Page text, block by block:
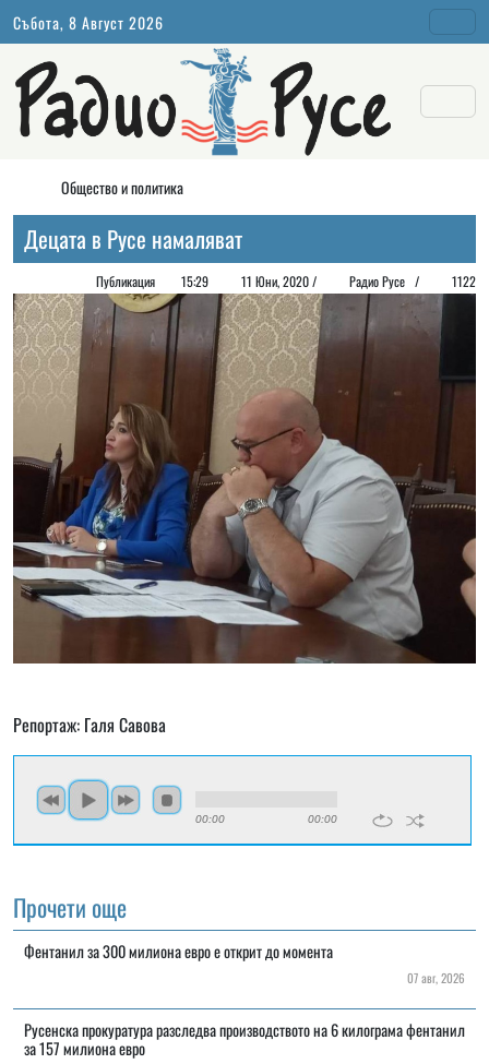
Събота, 8 Август 2026
Общество и политика
Децата в Русе намаляват
Публикация 15:29 11 Юни, 2020 / Радио Русе / 1122
Репортаж: Галя Савова
00:00 00:00
Прочети още
Фентанил за 300 милиона евро е открит до момента
07 авг, 2026
Русенска прокуратура разследва производството на 6 килограма фентанил
за 157 милиона евро